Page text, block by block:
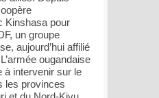
Kinshasa pour
un groupe
aujourd’hui affilié
ougandaise
à intervenir sur le
les provinces